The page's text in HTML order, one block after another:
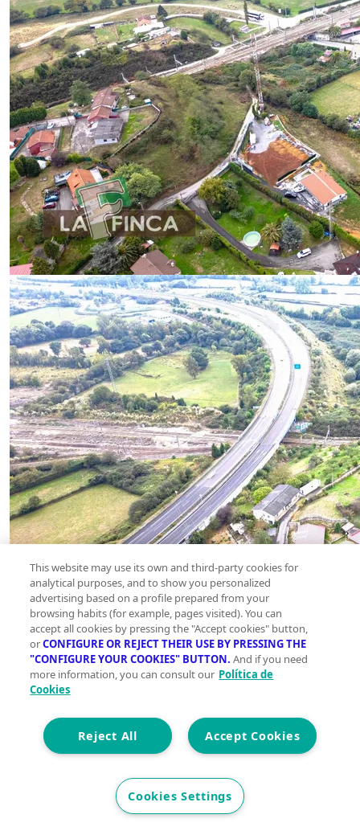
This website may use its own and third-party cookies for
analytical purposes, and to show you personalized
advertising based on a profile prepared from your
browsing habits (for example, pages visited). You can
accept all cookies by pressing the "Accept cookies" button,
orCONFIGURE OR REJECT THEIR USE BY PRESSING THE
"CONFIGURE YOUR COOKIES" BUTTON. And if you need
more information, you can consult our Política de
Cookies
Accept Cookies
Reject All
Cookies Settings